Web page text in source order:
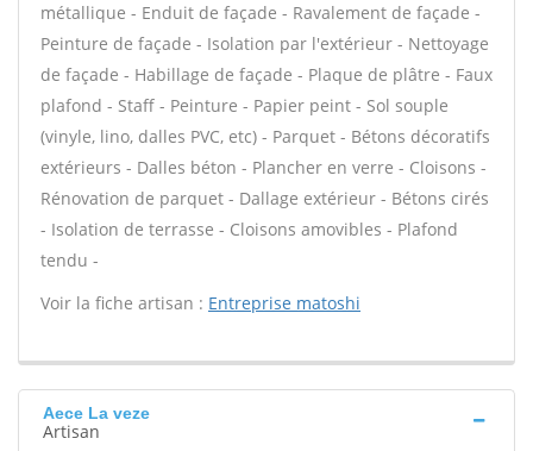
métallique - Enduit de façade - Ravalement de façade -
Peinture de façade - Isolation par l'extérieur - Nettoyage
de façade - Habillage de façade - Plaque de plâtre - Faux
plafond - Staff - Peinture - Papier peint - Sol souple
(vinyle, lino, dalles PVC, etc) - Parquet - Bétons décoratifs
extérieurs - Dalles béton - Plancher en verre - Cloisons -
Rénovation de parquet - Dallage extérieur - Bétons cirés
- Isolation de terrasse - Cloisons amovibles - Plafond
tendu -
Voir la fiche artisan : Entreprise matoshi
Aece La veze
Artisan